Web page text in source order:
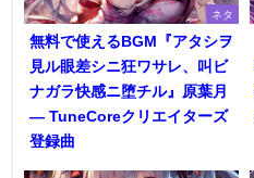
ネタ
無料で使えるBGM『アタシヲ
見ル眼差シニ狂ワサレ、叫ビ
ナガラ快感ニ堕チル』原葉月
― TuneCoreクリエイターズ
登録曲